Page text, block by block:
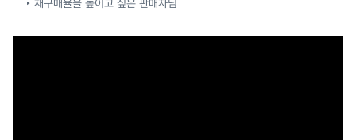
‣ 재구매율을 높이고 싶은 판매자님